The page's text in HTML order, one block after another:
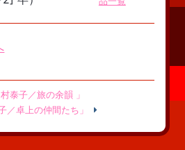
村泰子／旅の余韻 」
／卓上の仲間たち」